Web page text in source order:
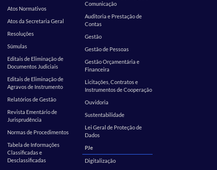
Atos Normativos
Atos da Secretaria Geral
Resoluções
Súmulas
Editais de Eliminação de
Documentos Judiciais
Editais de Eliminação de
Agravos de Instrumento
Relatórios de Gestão
Revista Ementário de
Jurisprudência
Normas de Procedimentos
Tabela de Informações
Classificadas e
Desclassificadas
Comunicação
Auditoria e Prestação de
Contas
Gestão
Gestão de Pessoas
Gestão Orçamentária e
Financeira
Licitações, Contratos e
Instrumentos de Cooperação
Ouvidoria
Sustentabilidade
Lei Geral de Proteção de
Dados
PJe
Digitalização